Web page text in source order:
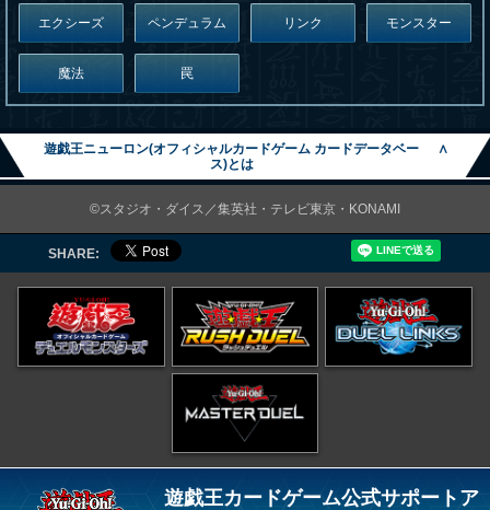
エクシーズ ペンデュラム リンク モンスター
魔法 罠
遊戯王ニューロン(オフィシャルカードゲーム カードデータベー
ス)とは
∧
©スタジオ・ダイス／集英社・テレビ東京・KONAMI
SHARE:
遊戯王カードゲーム公式サポートア